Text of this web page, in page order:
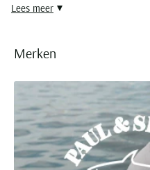
Lees meer
Merken